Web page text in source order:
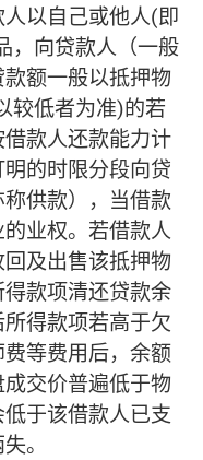
以自己或他人(即
，向贷款人（一般
额一般以抵押物
较低者为准)的若
款人还款能力计
的时限分段向贷
供款），当借款
业权。若借款人
及出售该抵押物
款项清还贷款余
得款项若高于欠
等费用后，余额
交价普遍低于物
于该借款人已支
。